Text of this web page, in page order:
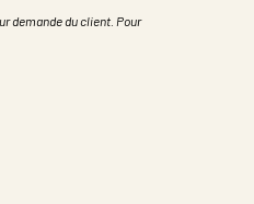
demande du client. Pour